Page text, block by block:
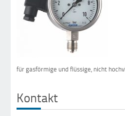
für gasförmige und flüssige, nicht
Kontakt